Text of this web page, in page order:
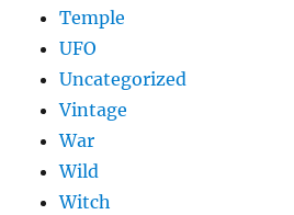
Temple
UFO
Uncategorized
Vintage
War
Wild
Witch